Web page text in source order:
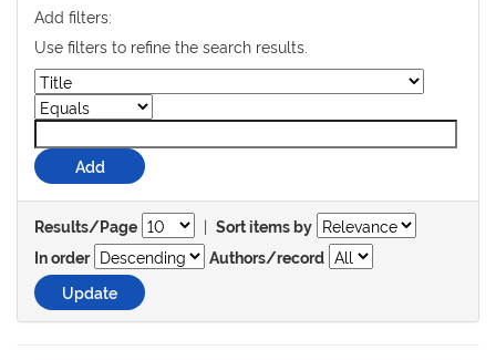
Add filters:
Use filters to refine the search results.
Results/Page | Sort items by
In order
Authors/record